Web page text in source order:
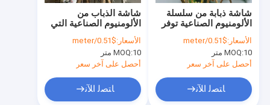
جولة في المعمل
مراقبة الجودة
اتصل بنا
أخبار
شاشة الذباب من
الألومنيوم الصناعية التي
توفر حماية متفوقة ضد
الذباب والحشرات الطائرة
الأخرى
الأسعار:$0.51/meter
MOQ:10 متر
أحصل على آخر سعر
ﺎﺘﺼﻟ ﺍﻶﻧ
شاشة ذبابة من سلسلة
الألومنيوم الصناعية توفر
حماية شديدة للحشرات
ومناسبة للأبواب والنوافذ
التجارية
الأسعار:$0.51/meter
MOQ:10 متر
أحصل على آخر سعر
ﺎﺘﺼﻟ ﺍﻶﻧ